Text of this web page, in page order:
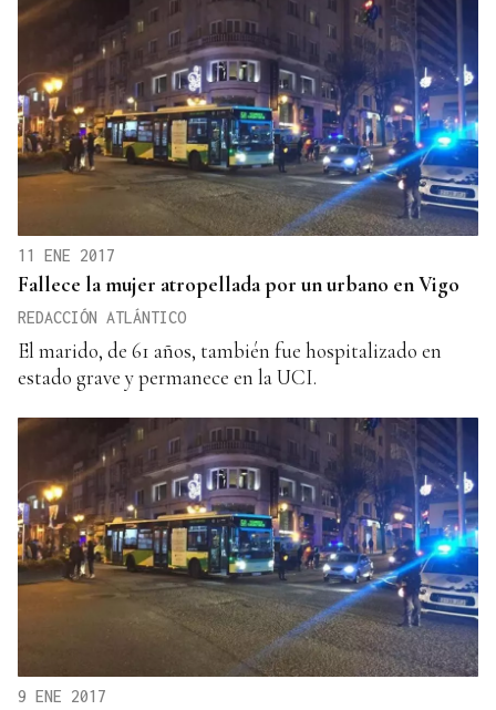
11 ENE 2017
Fallece la mujer atropellada por un urbano en Vigo
REDACCIÓN ATLÁNTICO
El marido, de 61 años, también fue hospitalizado en
estado grave y permanece en la UCI.
9 ENE 2017